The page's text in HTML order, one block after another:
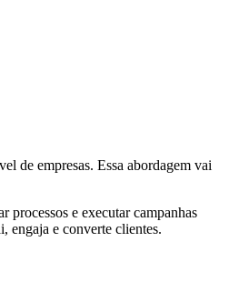
de empresas. Essa abordagem vai
processos e executar campanhas
engaja e converte clientes.